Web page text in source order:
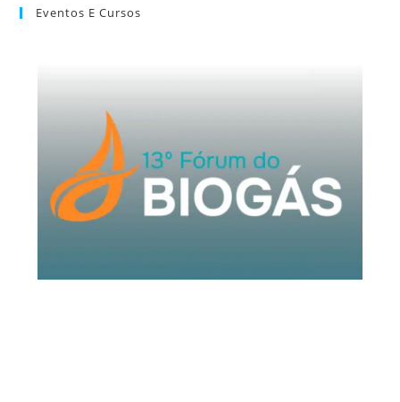
Eventos E Cursos